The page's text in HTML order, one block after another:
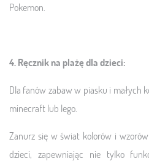
Pokemon.
4. Ręcznik na plażę dla dzieci:
Dla fanów zabaw w piasku i małych
minecraft lub lego.
Zanurz się w świat kolorów i
dzieci, zapewniając nie tylko